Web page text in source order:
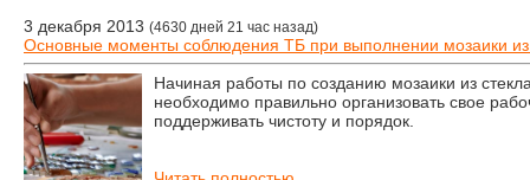
3 декабря 2013 (4630 дней 21 час назад)
Основные моменты соблюдения ТБ при выполнении мозаики из
Начиная работы по созданию мозаики из
необходимо правильно организовать свое
поддерживать чистоту и порядок.